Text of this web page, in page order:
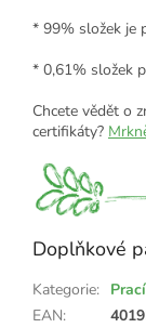
* 99% složek je
* 0,61% složek
Chcete vědět o
certifikáty?
Doplňkové
Kategorie:
EAN: